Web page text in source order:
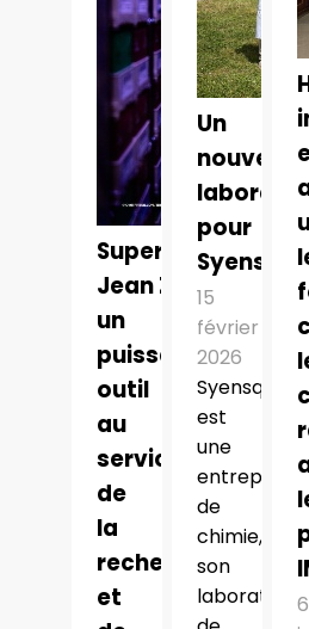
Supercalculateur
Jean Zay :
un
puissant
outil
au
service
de
la
recherche
et
Un
nouveau
pour
Syensqo
15
février
2026
Syensqo
est
une
entreprise
de
chimie,
son
laboratoire6